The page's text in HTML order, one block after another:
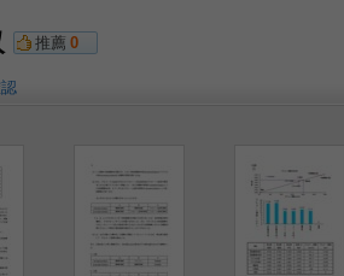
推薦 0